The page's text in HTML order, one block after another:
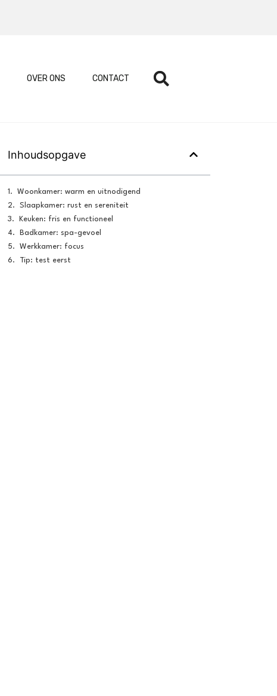
OVER ONS CONTACT
Inhoudsopgave
Woonkamer: warm en uitnodigend
Slaapkamer: rust en sereniteit
Keuken: fris en functioneel
Badkamer: spa-gevoel
Werkkamer: focus
Tip: test eerst